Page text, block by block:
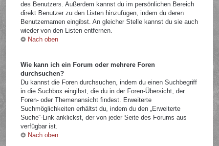
des Benutzers. Außerdem kannst du im persönlichen Bereich
direkt Benutzer zu den Listen hinzufügen, indem du deren
Benutzernamen eingibst. An gleicher Stelle kannst du sie auch
wieder von den Listen entfernen.
Nach oben
Wie kann ich ein Forum oder mehrere Foren
durchsuchen?
Du kannst die Foren durchsuchen, indem du einen Suchbegriff
in die Suchbox eingibst, die du in der Foren-Übersicht, der
Foren- oder Themenansicht findest. Erweiterte
Suchmöglichkeiten erhältst du, indem du den „Erweiterte
Suche“-Link anklickst, der von jeder Seite des Forums aus
verfügbar ist.
Nach oben